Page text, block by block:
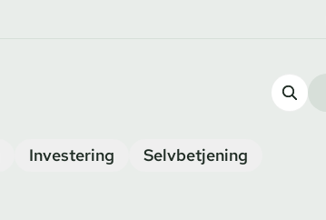
Investering Selvbetjening